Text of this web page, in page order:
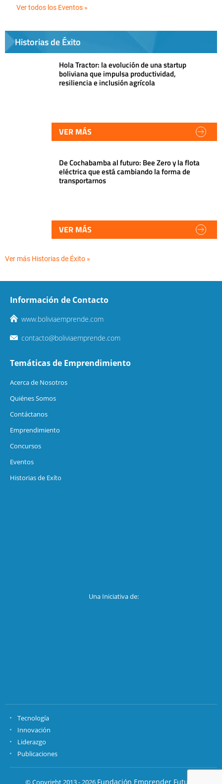
Ver todos los Eventos »
Historias de Éxito
Hola Tractor: la evolución de una startup
boliviana que impulsa productividad,
resiliencia e inclusión agrícola
VER MÁS
De Cochabamba al futuro: Bee Zero y la flota
eléctrica que está cambiando la forma de
transportarnos
VER MÁS
Ver más Historias de Éxito »
Información de Contacto
www.boliviaemprende.com
contacto@boliviaemprende.com
Temáticas de Emprendimiento
Acerca de Nosotros
Quiénes Somos
Contáctanos
Emprendimiento
Concursos
Eventos
Historias de Exíto
Una Iniciativa de:
Tecnología
Innovación
Liderazgo
Publicaciones
© Copyright 2013 - 2026 Fundación Emprender Futuro.